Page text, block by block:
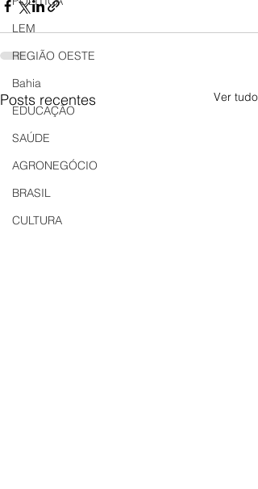
LEM
REGIÃO OESTE
Bahia
EDUCAÇÃO
SAÚDE
AGRONEGÓCIO
BRASIL
CULTURA
Posts recentes Ver tudo